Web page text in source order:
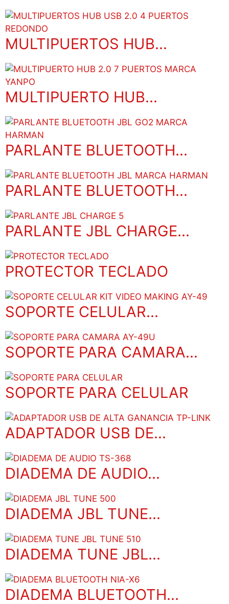
MULTIPUERTOS HUB...
MULTIPUERTO HUB...
PARLANTE BLUETOOTH...
PARLANTE BLUETOOTH...
PARLANTE JBL CHARGE...
PROTECTOR TECLADO
SOPORTE CELULAR...
SOPORTE PARA CAMARA...
SOPORTE PARA CELULAR
ADAPTADOR USB DE...
DIADEMA DE AUDIO...
DIADEMA JBL TUNE...
DIADEMA TUNE JBL...
DIADEMA BLUETOOTH...